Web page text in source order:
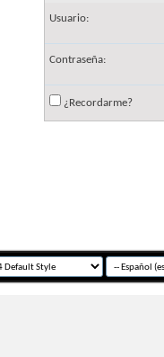
Usuario:
Contraseña:
¿Recordarme?